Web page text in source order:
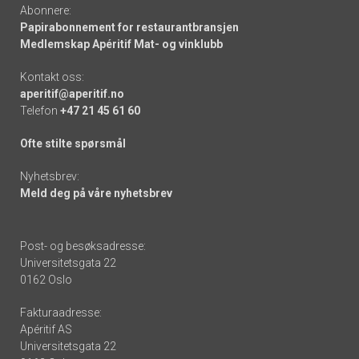
Abonnere:
Papirabonnement for restaurantbransjen
Medlemskap Apéritif Mat- og vinklubb
Kontakt oss:
aperitif@aperitif.no
Telefon +47 21 45 61 60
Ofte stilte spørsmål
Nyhetsbrev:
Meld deg på våre nyhetsbrev
Post- og besøksadresse:
Universitetsgata 22
0162 Oslo
Fakturaadresse:
Apéritif AS
Universitetsgata 22